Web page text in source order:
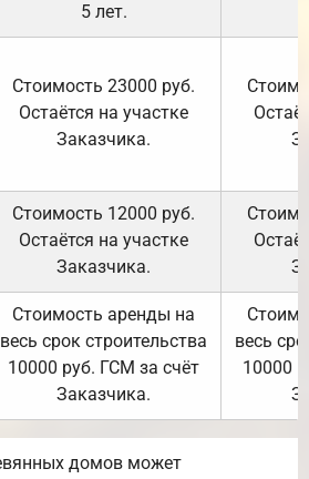
5 лет.
Стоимость 23000 руб.
Остаётся на участке
Заказчика.
Стоимость 12000 руб.
Остаётся на участке
Заказчика.
Стоимость аренды на
весь срок строительства
10000 руб. ГСМ за счёт
Заказчика.
весь
10000
домов может